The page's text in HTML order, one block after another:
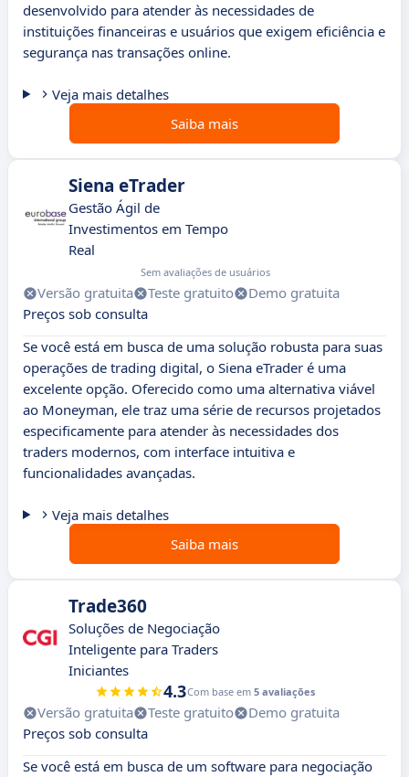
desenvolvido para atender às necessidades de
instituições financeiras e usuários que exigem eficiência e
segurança nas transações online.
Veja mais detalhes
Saiba mais
Siena eTrader
Gestão Ágil de
Investimentos em Tempo
Real
Sem avaliações de usuários
Versão gratuita Teste gratuito
Demo gratuita
Preços sob consulta
Se você está em busca de uma solução robusta para suas
operações de trading digital, o Siena eTrader é uma
excelente opção. Oferecido como uma alternativa viável
ao Moneyman, ele traz uma série de recursos projetados
especificamente para atender às necessidades dos
traders modernos, com interface intuitiva e
funcionalidades avançadas.
Veja mais detalhes
Saiba mais
Trade360
Soluções de Negociação
Inteligente para Traders
Iniciantes
4.3Com base em 5 avaliações
Versão gratuita Teste gratuito
Demo gratuita
Preços sob consulta
Se você está em busca de um software para negociação